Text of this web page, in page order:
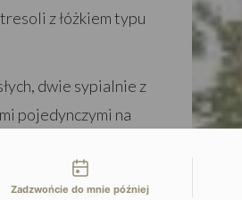
z łóżkiem typu
dwie sypialnie z
pojedynczymi na
wewnętrzna i
kontaktu
Zadzwońcie do mnie później